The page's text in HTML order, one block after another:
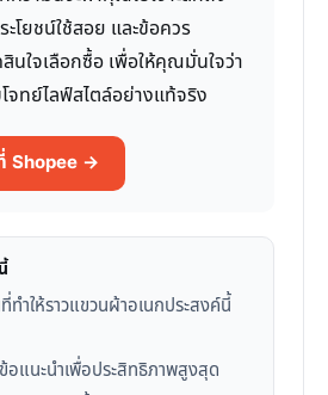
โยชน์ใช้สอย และข้อควร
ใจเลือกซื้อ เพื่อให้คุณมั่นใจว่า
จทย์ไลฟ์สไตล์อย่างแท้จริง
Shopee →
ำให้ราวแขวนผ้าอเนกประสงค์นี้
อแนะนำเพื่อประสิทธิภาพสูงสุด